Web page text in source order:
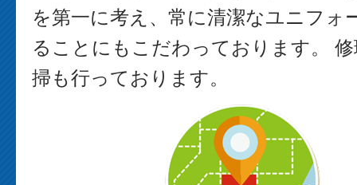
を第一に考え、常に清潔なユニフォ
ることにもこだわっております。
掃も行っております。